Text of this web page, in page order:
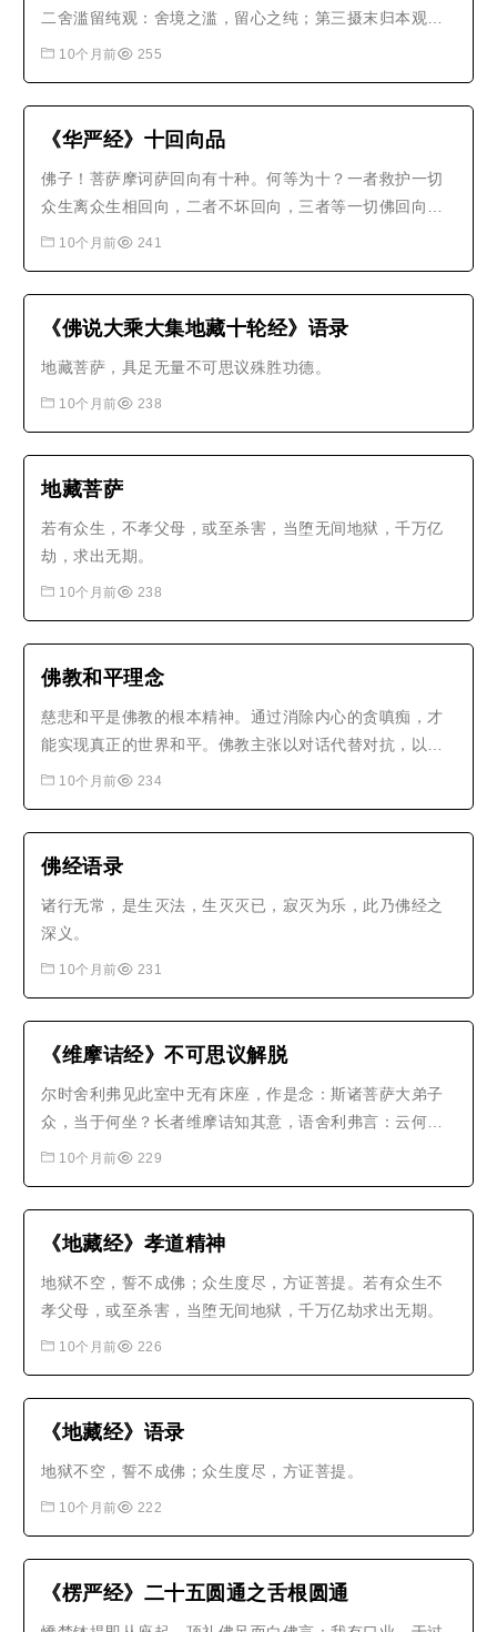
二舍滥留纯观：舍境之滥，留心之纯；第三摄末归本观：
摄相见末，归识体本；第四隐劣显胜观：隐心所劣，显心
10个月前 255
《华严经》十回向品
佛子！菩萨摩诃萨回向有十种。何等为十？一者救护一切
众生离众生相回向，二者不坏回向，三者等一切佛回向，
四者至一切处回向，五者无尽功德藏回向，六者随顺平等
菩萨摩诃萨十种回向。过去未来现..
10个月前 241
《佛说大乘大集地藏十轮经》语录
地藏菩萨，具足无量不可思议殊胜功德。
10个月前 238
地藏菩萨
若有众生，不孝父母，或至杀害，当堕无间地狱，千万亿
劫，求出无期。
10个月前 238
佛教和平理念
慈悲和平是佛教的根本精神。通过消除内心的贪嗔痴，才
能实现真正的世界和平。佛教主张以对话代替对抗，以理
解代替误解，以包容代替排斥，为构建和谐世界提供智慧
10个月前 234
佛经语录
诸行无常，是生灭法，生灭灭已，寂灭为乐，此乃佛经之
深义。
10个月前 231
《维摩诘经》不可思议解脱
尔时舍利弗见此室中无有床座，作是念：斯诸菩萨大弟子
众，当于何坐？长者维摩诘知其意，语舍利弗言：云何仁
者！为法来耶？求床座耶？舍利弗言：我为法来，非为床
非有欲色无色之求。唯！舍利弗！..
10个月前 229
《地藏经》孝道精神
地狱不空，誓不成佛；众生度尽，方证菩提。若有众生不
孝父母，或至杀害，当堕无间地狱，千万亿劫求出无期。
10个月前 226
《地藏经》语录
地狱不空，誓不成佛；众生度尽，方证菩提。
10个月前 222
《楞严经》二十五圆通之舌根圆通